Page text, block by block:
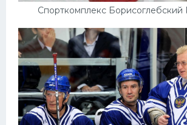
Спорткомплекс Борисоглебский